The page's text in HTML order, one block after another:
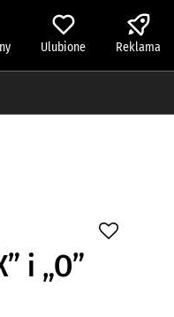
Ulubione Reklama
i „O”